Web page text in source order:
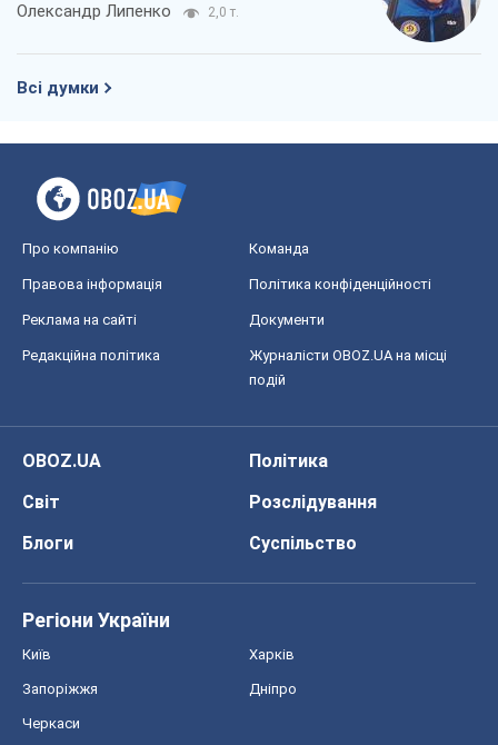
Олександр Липенко 2,0 т.
Всі думки
Про компанію Команда
Правова інформація Політика конфіденційності
Реклама на сайті Документи
Редакційна політика
Журналісти OBOZ.UA на місці
подій
OBOZ.UA
Політика
Світ
Розслідування
Блоги
Суспільство
Регіони України
Київ Харків
Запоріжжя Дніпро
Черкаси